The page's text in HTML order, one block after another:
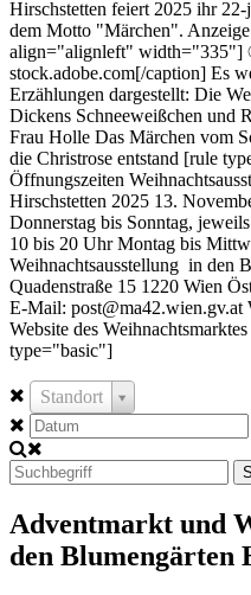
Hirschstetten feiert 2025 ihr
dem Motto "Märchen".
align="alignleft" width="335"]
stock.adobe.com[/caption] Es
Erzählungen dargestellt: Die
Dickens Schneeweißchen und
Frau Holle Das Märchen vom
die Christrose entstand [rule
Öffnungszeiten
Hirschstetten 2025 13.
Donnerstag bis Sonntag,
10 bis 20 Uhr Montag bis
Weihnachtsausstellung in den
Quadenstraße 15 1220 Wien
E-Mail: post@ma42.wien.gv.at
Website des
type="basic"]
Standort
Adventmarkt und
den Blumengärten